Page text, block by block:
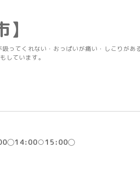
ってくれない・おっぱいが痛い・しこりがあ
しています。